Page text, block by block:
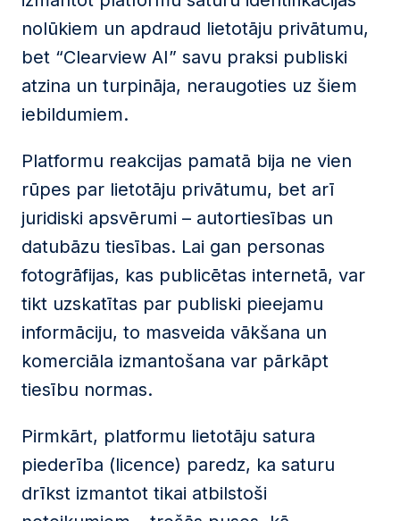
nolūkiem un apdraud lietotāju privātumu,
bet “Clearview AI” savu praksi publiski
atzina un turpināja, neraugoties uz šiem
iebildumiem.
Platformu reakcijas pamatā bija ne vien
rūpes par lietotāju privātumu, bet arī
juridiski apsvērumi – autortiesības un
datubāzu tiesības. Lai gan personas
fotogrāfijas, kas publicētas internetā, var
tikt uzskatītas par publiski pieejamu
informāciju, to masveida vākšana un
komerciāla izmantošana var pārkāpt
tiesību normas.
Pirmkārt, platformu lietotāju satura
piederība (licence) paredz, ka saturu
drīkst izmantot tikai atbilstoši